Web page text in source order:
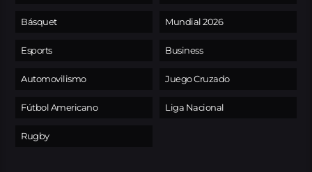
Básquet
Esports
Automovilismo
Fútbol Americano
Rugby
Mundial 2026
Business
Juego Cruzado
Liga Nacional